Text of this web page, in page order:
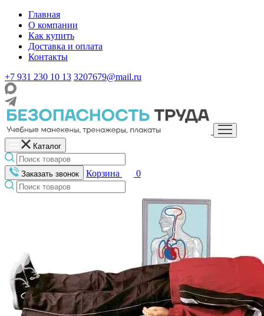
Главная
О компании
Как купить
Доставка и оплата
Контакты
+7 931 230 10 13 3207679@mail.ru
Каталог
Заказать звонок Корзина 0